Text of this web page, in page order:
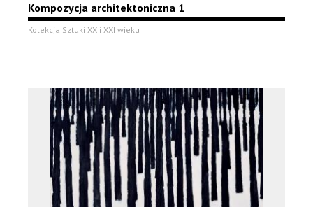
Kompozycja architektoniczna 1
Kolekcja Sztuki XX i XXI wieku